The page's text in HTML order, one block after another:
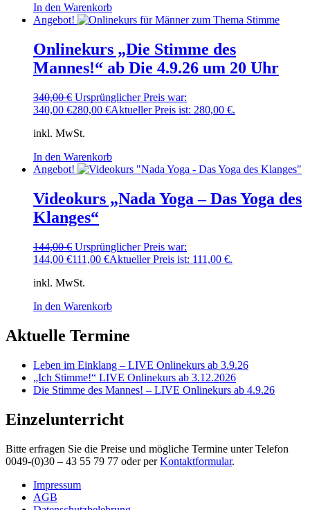
In den Warenkorb
Angebot!
Onlinekurs „Die Stimme des
Mannes!“ ab Die 4.9.26 um 20 Uhr
340,00€ Ursprünglicher Preis war:
340,00 €280,00 €Aktueller Preis ist: 280,00 €.
inkl. MwSt.
In den Warenkorb
Angebot!
Videokurs „Nada Yoga – Das Yoga des
Klanges“
144,00€ Ursprünglicher Preis war:
144,00 €111,00 €Aktueller Preis ist: 111,00 €.
inkl. MwSt.
In den Warenkorb
Aktuelle Termine
Leben im Einklang – LIVE Onlinekurs ab 3.9.26
„Ich Stimme!“ LIVE Onlinekurs ab 3.12.2026
Die Stimme des Mannes! – LIVE Onlinekurs ab 4.9.26
Einzelunterricht
Bitte erfragen Sie die Preise und mögliche Termine unter Telefon
0049-(0)30 – 43 55 79 77 oder perKontaktformular.
Impressum
AGB